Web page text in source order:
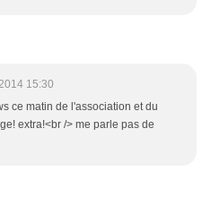
15:30
ce matin de l'association et du
extra!<br /> me parle pas de